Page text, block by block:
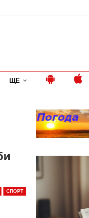
ЩЕ
СПОРТ